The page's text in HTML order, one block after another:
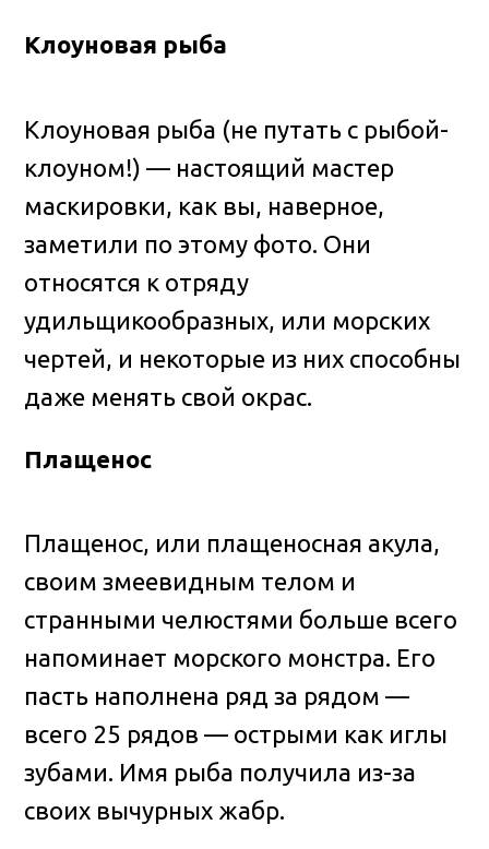
Клоуновая рыба
Клоуновая рыба (не путать с рыбой-
клоуном!) — настоящий мастер
маскировки, как вы, наверное,
заметили по этому фото. Они
относятся к отряду
удильщикообразных, или морских
чертей, и некоторые из них способны
даже менять свой окрас.
Плащенос
Плащенос, или плащеносная акула,
своим змеевидным телом и
странными челюстями больше всего
напоминает морского монстра. Его
пасть наполнена ряд за рядом —
всего 25 рядов — острыми как иглы
зубами. Имя рыба получила из-за
своих вычурных жабр.